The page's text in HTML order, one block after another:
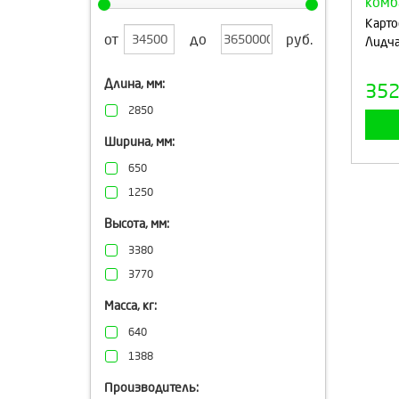
от до руб.
Длина, мм:
2850
Ширина, мм:
650
1250
Высота, мм:
3380
3770
Масса, кг:
640
1388
Производитель: